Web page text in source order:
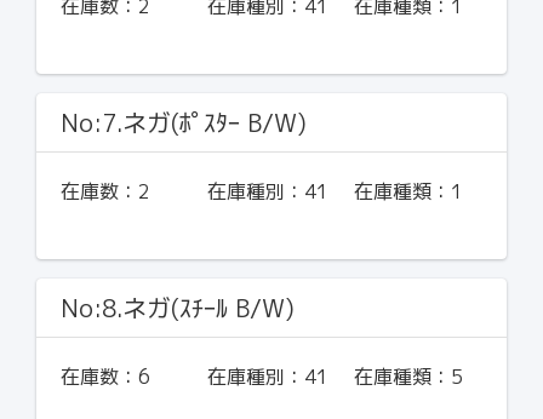
在庫数： 2 在庫種別： 41 在庫種類： 1
No:7.ネガ(ﾎﾟｽﾀｰ B/W)
在庫数： 2 在庫種別： 41 在庫種類： 1
No:8.ネガ(ｽﾁｰﾙ B/W)
在庫数： 6 在庫種別： 41 在庫種類： 5